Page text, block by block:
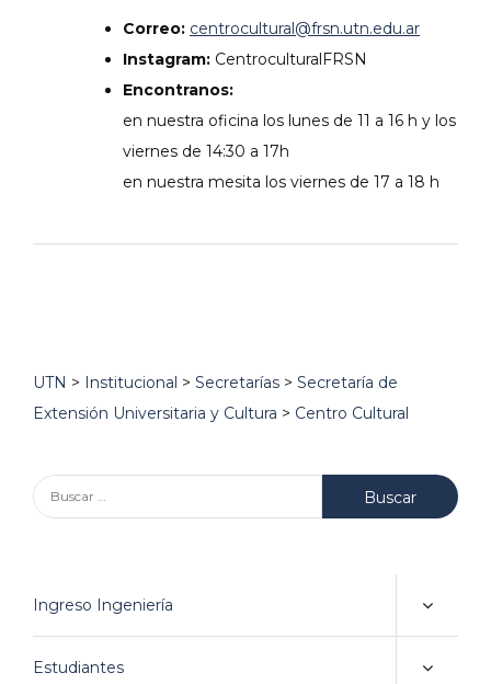
Correo: centrocultural@frsn.utn.edu.ar
Instagram: CentroculturalFRSN
Encontranos:
en nuestra oficina los lunes de 11 a 16 h y los
viernes de 14:30 a 17h
en nuestra mesita los viernes de 17 a 18 h
UTN > Institucional > Secretarías > Secretaría de
Extensión Universitaria y Cultura > Centro Cultural
Buscar:
Ingreso Ingeniería
Estudiantes